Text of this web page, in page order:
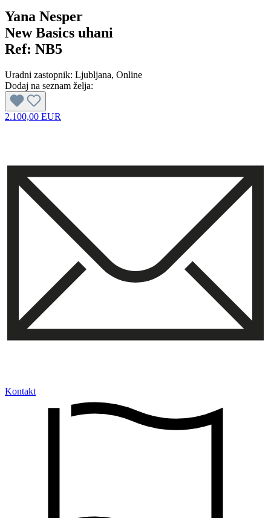
Yana Nesper
New Basics uhani
Ref: NB5
Uradni zastopnik: Ljubljana, Online
Dodaj na seznam želja:
2.100,00 EUR
Kontakt